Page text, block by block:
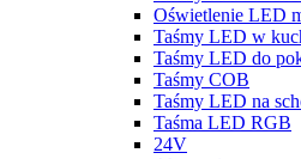
Oświetlenie LED
Taśmy LED w
Taśmy LED do
Taśmy COB
Taśmy LED na
Taśma LED RGB
24V